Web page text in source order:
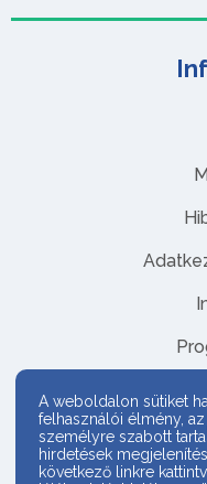
A weboldalon sütiket
felhasználói élmény,
személyre szabott
hirdetések
következő linkre